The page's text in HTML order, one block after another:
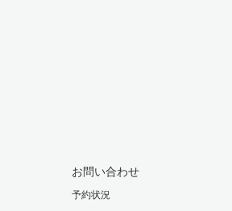
お問い合わせ
予約状況